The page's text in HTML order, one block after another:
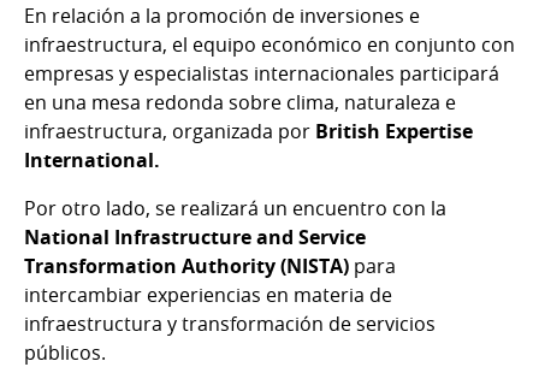
En relación a la promoción de inversiones e
infraestructura, el equipo económico en conjunto con
empresas y especialistas internacionales participará
en una mesa redonda sobre clima, naturaleza e
infraestructura, organizada por British Expertise
International.
Por otro lado, se realizará un encuentro con la
National Infrastructure and Service
Transformation Authority (NISTA) para
intercambiar experiencias en materia de
infraestructura y transformación de servicios
públicos.